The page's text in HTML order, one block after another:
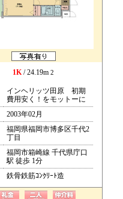
1K/ 24.19m 2
インヘリッツ田原 初期
費用安く！をモットーに
2003年02月
福岡県福岡市博多区千代2
丁目
福岡市箱崎線 千代県庁口
駅 徒歩 1分
鉄骨鉄筋ｺﾝｸﾘｰﾄ造